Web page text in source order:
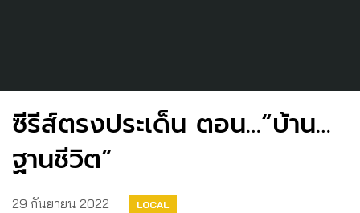
ซีรีส์ตรงประเด็น ตอน…“บ้าน…
ฐานชีวิต”
29 กันยายน 2022 LOCAL